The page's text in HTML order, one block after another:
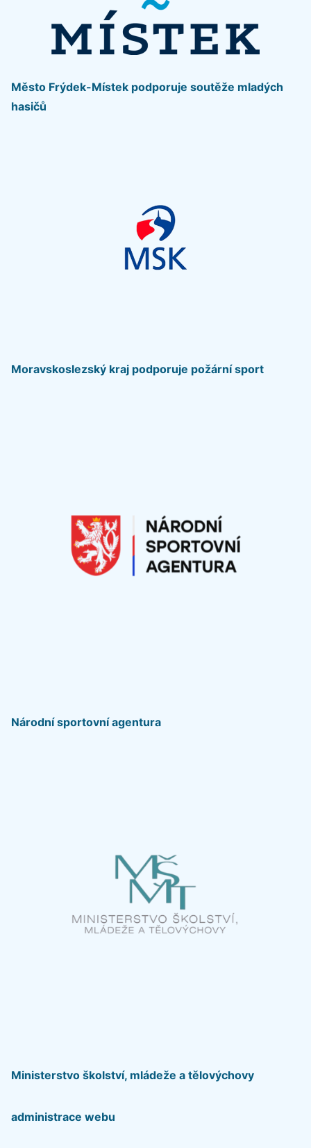
Město Frýdek-Místek podporuje soutěže mladých
hasičů
Moravskoslezský kraj podporuje požární sport
Národní sportovní agentura
Ministerstvo školství, mládeže a tělovýchovy
administrace webu